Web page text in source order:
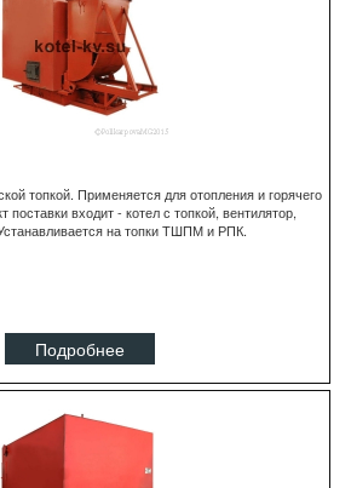
топкой. Применяется для отопления и горячего
поставки входит - котел с топкой, вентилятор,
на топки ТШПМ и РПК.
Подробнее